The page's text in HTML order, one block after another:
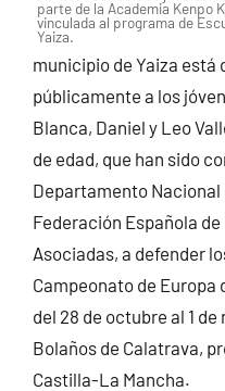
parte de la Academia Kenpo
vinculada al programa de
Yaiza.
municipio de Yaiza está
públicamente a los
Blanca, Daniel y Leo
de edad, que han sido
Departamento Nacional
Federación Española
Asociadas, a defender
Campeonato de Europa
del 28 de octubre al 1
Bolaños de Calatrava,
Castilla-La Mancha.